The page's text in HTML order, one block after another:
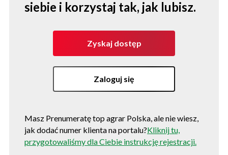
siebie i korzystaj tak, jak lubisz.
Zyskaj dostęp
Zaloguj się
Masz Prenumeratę top agrar Polska, ale nie wiesz,
jak dodać numer klienta na portalu?Kliknij tu,
przygotowaliśmy dla Ciebie instrukcję rejestracji.